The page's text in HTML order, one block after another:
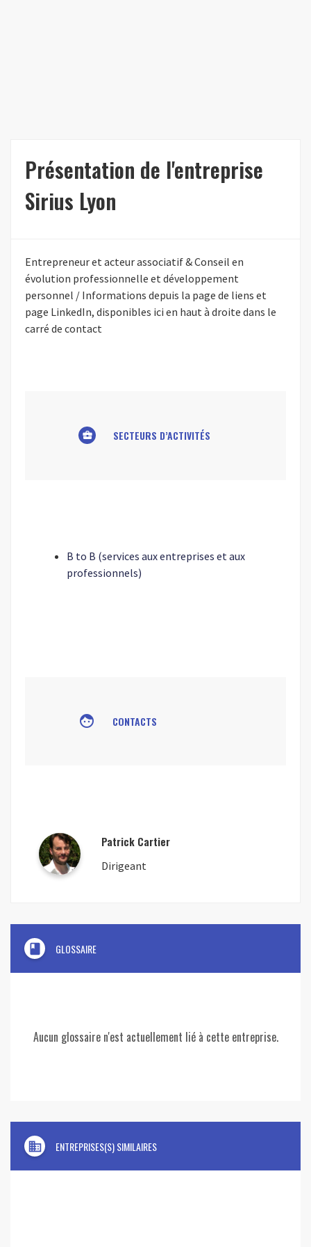
Présentation de l'entreprise
Sirius Lyon
Entrepreneur et acteur associatif & Conseil en
évolution professionnelle et développement
personnel / Informations depuis la page de liens et
page LinkedIn, disponibles ici en haut à droite dans le
carré de contact
business_center SECTEURS D’ACTIVITÉS
B to B (services aux entreprises et aux
professionnels)
face CONTACTS
Patrick Cartier
Dirigeant
book GLOSSAIRE
Aucun glossaire n'est actuellement lié à cette entreprise.
domain ENTREPRISES(S) SIMILAIRES